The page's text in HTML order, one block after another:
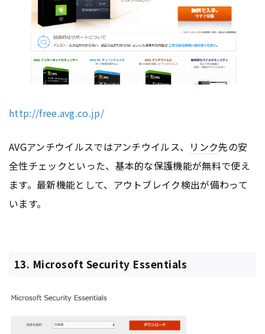
http://free.avg.co.jp/
AVGアンチウイルスではアンチウイルス、 リンク先の安
全性チェックといった、基本的な保護機能が無料で使え
ます。最新機能として、アウトブレイク検出が備わって
います。
13. Microsoft Security Essentials